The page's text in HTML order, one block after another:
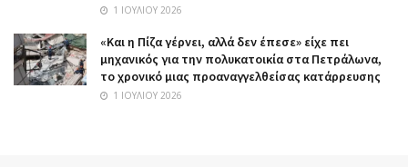
1 ΙΟΥΛΊΟΥ 2026
«Και η Πίζα γέρνει, αλλά δεν έπεσε» είχε πει
μηχανικός για την πολυκατοικία στα Πετράλωνα,
το χρονικό μιας προαναγγελθείσας κατάρρευσης
1 ΙΟΥΛΊΟΥ 2026